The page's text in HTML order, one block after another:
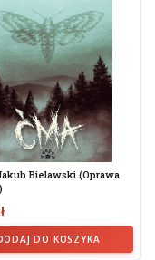
Bielawski (oprawa
DO KOSZYKA